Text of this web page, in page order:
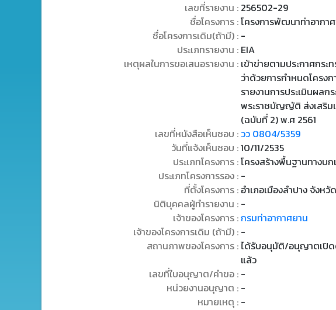
เลขที่รายงาน : 256502-29
ชื่อโครงการ :โครงการพัฒนาท่าอากา
ชื่อโครงการเดิม(ถ้ามี) : -
ประเภทรายงาน : EIA
เหตุผลในการขอเสนอรายงาน : เข้าข่ายตามประกาศกร
ว่าด้วยการกำหนดโครง
รายงานการประเมินผล
พระราชบัญญัติ ส่งเสริม
(ฉบับที่ 2) พ.ศ 2561
เลขที่หนังสือเห็นชอบ : วว 0804/5359
วันที่แจ้งเห็นชอบ :10/11/2535
ประเภทโครงการ :โครงสร้างพื้นฐานทางบก
ประเภทโครงการรอง : -
ที่ตั้งโครงการ : อำเภอเมืองลำปาง จังหวั
นิติบุคคลผู้ทำรายงาน : -
เจ้าของโครงการ :กรมท่าอากาศยาน
เจ้าของโครงการเดิม (ถ้ามี) : -
สถานภาพของโครงการ :ได้รับอนุมัติ/อนุญาตเปิดด
แล้ว
เลขที่ใบอนุญาต/คำขอ : -
หน่วยงานอนุญาต : -
หมายเหตุ : -